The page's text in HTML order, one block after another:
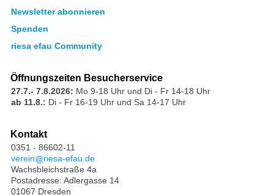
Newsletter abonnieren
Spenden
riesa efau Community
Öffnungszeiten Besucherservice
27.7.- 7.8.2026: Mo 9-18 Uhr und Di - Fr 14-18 Uhr
ab 11.8.: Di - Fr 16-19 Uhr und Sa 14-17 Uhr
Kontakt
0351 - 86602-11
verein
riesa-efau.de
Wachsbleichstraße 4a
Postadresse: Adlergasse 14
01067 Dresden